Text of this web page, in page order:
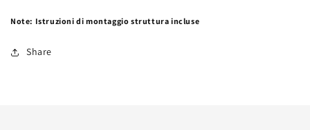
Note: Istruzioni di montaggio struttura incluse
Share